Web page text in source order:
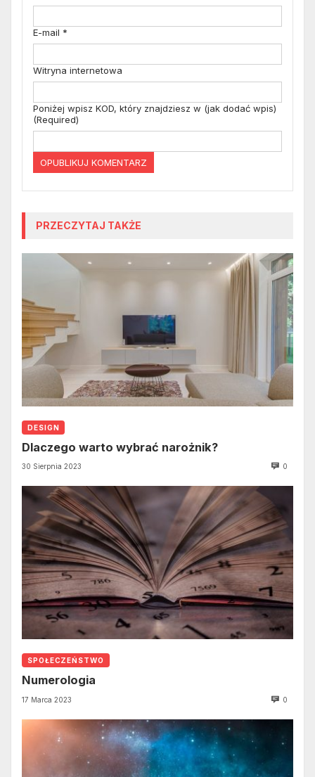
E-mail *
Witryna internetowa
Poniżej wpisz KOD, który znajdziesz w (jak dodać wpis)
(Required)
PRZECZYTAJ TAKŻE
DESIGN
Dlaczego warto wybrać narożnik?
30 Sierpnia 2023 0
SPOŁECZEŃSTWO
Numerologia
17 Marca 2023 0